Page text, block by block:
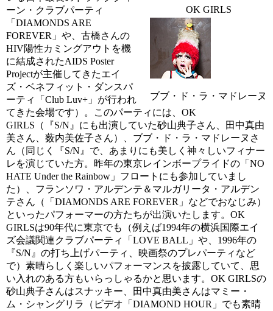
OK GIRLS
ブブ・ド・ラ・マドレーヌ
ーン・クラブパーティ
「DIAMONDS ARE
FOREVER」や、古橋さんの
HIV陽性カミングアウトを機
に結成されたAIDS Poster
Projectが主催してきたエイ
ズ・ベネフィット・ダンスパ
ーティ「Club Luv+」が行われ
てきた会場です）。このパーティには、OK
GIRLS（『S/N』にも出演していた砂山典子さん、田中真由
美さん、薮内美佐子さん）、ブブ・ド・ラ・マドレーヌさ
ん（同じく『S/N』で、あまりにも美しく神々しいフィナー
レを演じていた方。昨年の東京レインボープライドの「NO
HATE Under the Rainbow」フロートにも参加していまし
た）、フランソワ・アルデンテ＆マルガリータ・アルデン
テさん（「DIAMONDS ARE FOREVER」などでおなじみ）
といったパフォーマーの方たちが出演いたします。OK
GIRLSは90年代に東京でも（例えば1994年の横浜国際エイ
ズ会議関連クラブパーティ「LOVE BALL」や、1996年の
『S/N』の打ち上げパーティ、映画祭のプレパーティなど
で）素晴らしく楽しいパフォーマンスを披露していて、思
い入れのある方もいらっしゃるかと思います。OK GIRLSの
砂山典子さんはスナッキー、田中真由美さんはマミー・
ム・シャングリラ（ビデオ「DIAMOND HOUR」でも素晴